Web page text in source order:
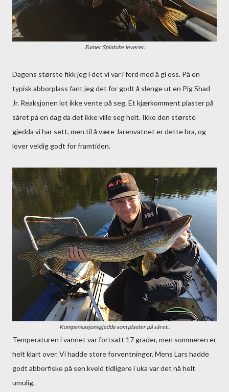
Eumer Spintube leverer.
Dagens største fikk jeg i det vi var i ferd med å gi oss. På en
typisk abborplass fant jeg det for godt å slenge ut en Pig Shad
Jr. Reaksjonen lot ikke vente på seg. Et kjærkomment plaster på
såret på en dag da det ikke ville seg helt. Ikke den største
gjedda vi har sett, men til å være Jarenvatnet er dette bra, og
lover veldig godt for framtiden.
Kompensasjonsgjedde som plaster på såret...
Temperaturen i vannet var fortsatt 17 grader, men sommeren er
helt klart over. Vi hadde store forventninger. Mens Lars hadde
godt abborfiske på sen kveld tidligere i uka var det nå helt
umulig.